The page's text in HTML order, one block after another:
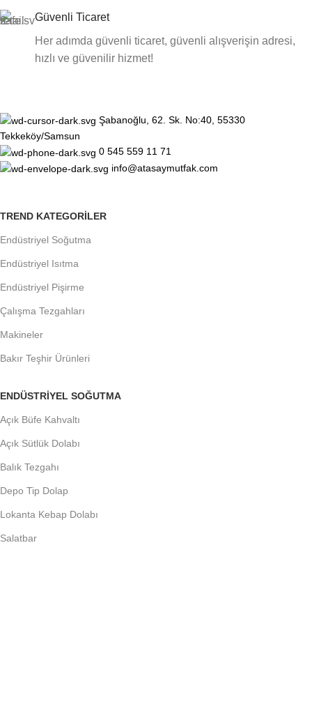
Güvenli Ticaret
Her adımda güvenli ticaret, güvenli alışverişin adresi,
hızlı ve güvenilir hizmet!
Şabanoğlu, 62. Sk. No:40, 55330
Tekkeköy/Samsun
0 545 559 11 71
info@atasaymutfak.com
TREND KATEGORILER
Endüstriyel Soğutma
Endüstriyel Isıtma
Endüstriyel Pişirme
Çalışma Tezgahları
Makineler
Bakır Teşhir Ürünleri
ENDÜSTRIYEL SOĞUTMA
Açık Büfe Kahvaltı
Açık Sütlük Dolabı
Balık Tezgahı
Depo Tip Dolap
Lokanta Kebap Dolabı
Salatbar